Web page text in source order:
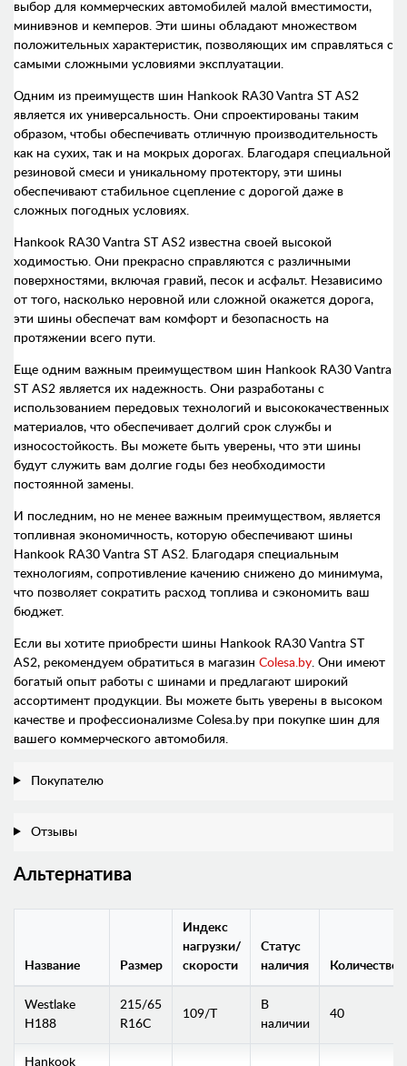
выбор для коммерческих автомобилей малой вместимости,
минивэнов и кемперов. Эти шины обладают множеством
положительных характеристик, позволяющих им справляться с
самыми сложными условиями эксплуатации.
Одним из преимуществ шин Hankook RA30 Vantra ST AS2
является их универсальность. Они спроектированы таким
образом, чтобы обеспечивать отличную производительность
как на сухих, так и на мокрых дорогах. Благодаря специальной
резиновой смеси и уникальному протектору, эти шины
обеспечивают стабильное сцепление с дорогой даже в
сложных погодных условиях.
Hankook RA30 Vantra ST AS2 известна своей высокой
ходимостью. Они прекрасно справляются с различными
поверхностями, включая гравий, песок и асфальт. Независимо
от того, насколько неровной или сложной окажется дорога,
эти шины обеспечат вам комфорт и безопасность на
протяжении всего пути.
Еще одним важным преимуществом шин Hankook RA30 Vantra
ST AS2 является их надежность. Они разработаны с
использованием передовых технологий и высококачественных
материалов, что обеспечивает долгий срок службы и
износостойкость. Вы можете быть уверены, что эти шины
будут служить вам долгие годы без необходимости
постоянной замены.
И последним, но не менее важным преимуществом, является
топливная экономичность, которую обеспечивают шины
Hankook RA30 Vantra ST AS2. Благодаря специальным
технологиям, сопротивление качению снижено до минимума,
что позволяет сократить расход топлива и сэкономить ваш
бюджет.
Если вы хотите приобрести шины Hankook RA30 Vantra ST
AS2, рекомендуем обратиться в магазин Colesa.by. Они имеют
богатый опыт работы с шинами и предлагают широкий
ассортимент продукции. Вы можете быть уверены в высоком
качестве и профессионализме Colesa.by при покупке шин для
вашего коммерческого автомобиля.
Покупателю
Отзывы
Альтернатива
Название Размер
Индекс
нагрузки/
скорости
Статус
наличия
Количество
Westlake
H188
215/65
R16C
109/T
В
наличии
40
Hankook